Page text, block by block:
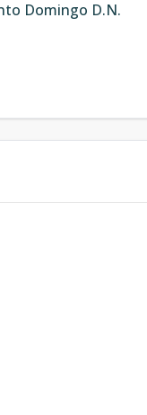
Domingo D.N.